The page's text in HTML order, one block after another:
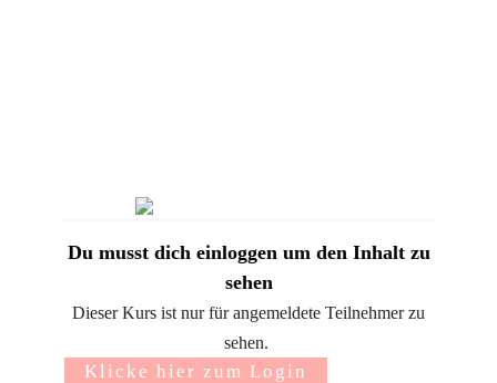
Du musst dich einloggen um den Inhalt zu
sehen
Dieser Kurs ist nur für angemeldete Teilnehmer zu
sehen.
Klicke hier zum Login